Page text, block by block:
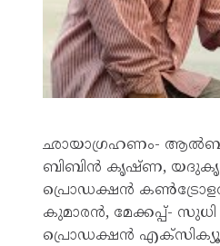
ഛായാഗ്രഹണം- ആൽബി,
ബിബിൻ കൃഷ്ണ,
പ്രൊഡക്ഷൻ
കുമാരൻ, മേക്കപ്പ്-
പ്രൊഡക്ഷൻ